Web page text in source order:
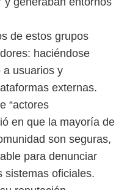
de estos grupos
haciéndose
a usuarios y
externas.
“actores
en que la mayoría de
son seguras,
para denunciar
sistemas oficiales.